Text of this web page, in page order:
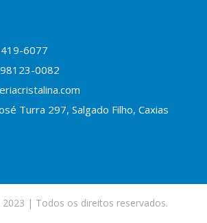
6077
0082
Turra 297, Salgado Filho, Caxias
| Todos os direitos reservados.